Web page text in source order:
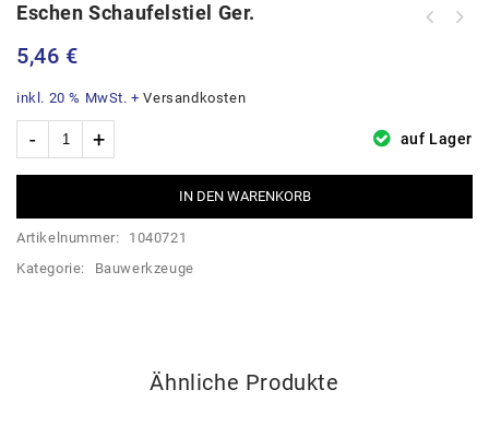
Eschen Schaufelstiel Ger.
5,46 €
inkl. 20 % MwSt. +Versandkosten
auf Lager
IN DEN WARENKORB
Artikelnummer:
1040721
Kategorie:
Bauwerkzeuge
Ähnliche Produkte